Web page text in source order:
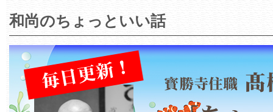
和尚のちょっといい話